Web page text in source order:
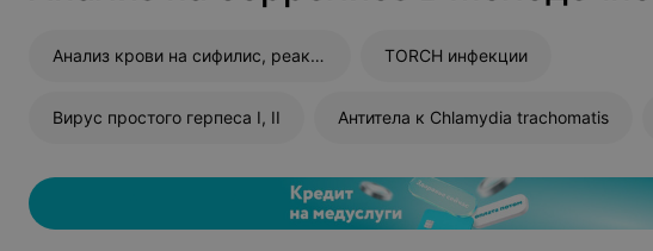
Анализ крови на сифилис, реакция Вассермана (RW) TORCH инфекции
Вирус простого герпеса I, II Антитела к Chlamydia trachomatis